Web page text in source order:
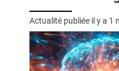
Actualité publiée il y a 1